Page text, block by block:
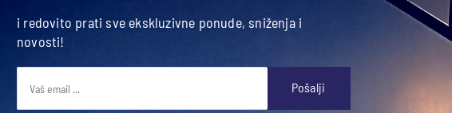
i redovito prati sve ekskluzivne ponude, sniženja i
novosti!
Pošalji